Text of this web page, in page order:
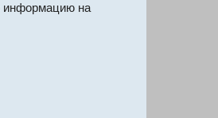
информацию на